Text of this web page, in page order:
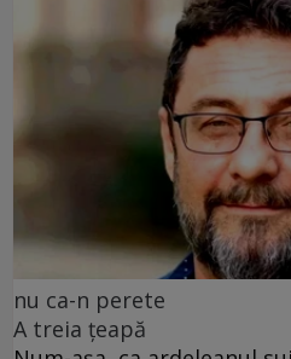
nu ca-n perete
A treia țeapă